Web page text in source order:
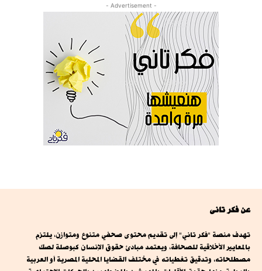
- Advertisement -
عن فكر تانى
تهدف منصة "فكر تاني" إلى تقديم محتوى صحفي متنوع ومتوازن، يلتزم
بالمعايير الأخلاقية للصحافة، ويعتمد مبادئ حقوق الإنسان كبوصلة لصك
مصطلحاته، وتدقيق تغطياته في مختلف القضايا المحلية المصرية أو العربية